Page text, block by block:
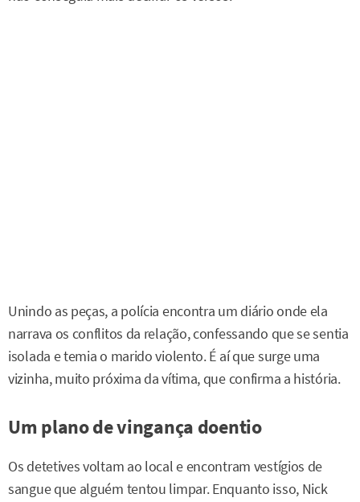
Unindo as peças, a polícia encontra um diário onde ela
narrava os conflitos da relação, confessando que se sentia
isolada e temia o marido violento. É aí que surge uma
vizinha, muito próxima da vítima, que confirma a história.
Um plano de vingança doentio
Os detetives voltam ao local e encontram vestígios de
sangue que alguém tentou limpar. Enquanto isso, Nick